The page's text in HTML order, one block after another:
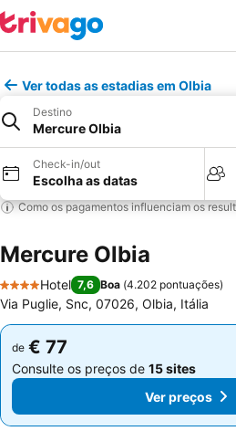
Ver todas as estadias em Olbia
Destino
Mercure Olbia
Check-in/out
Escolha as datas
Como os pagamentos influenciam os
Mercure Olbia
4 Estrelas
Hotel 7,6 Boa (4.202 pontuações)
Via Puglie, Snc, 07026, Olbia, Itália
de € 77
Consulte os preços de 15 sites
Ver preços
de € 77
Consulte os preços de 15 sites
Ver preços